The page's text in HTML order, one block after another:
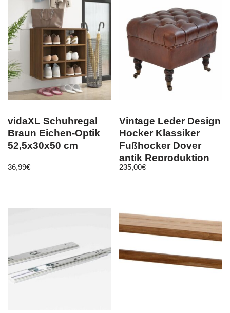
vidaXL Schuhregal
Braun Eichen-Optik
52,5x30x50 cm
36,99€
Vintage Leder Design
Hocker Klassiker
Fußhocker Dover
antik Reproduktion
1056ST
235,00€